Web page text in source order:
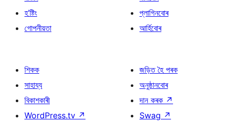
হ’ষ্টিং
গোপনীয়তা
প্লাগিনবোৰ
আৰ্হিবোৰ
শিকক
সাহায্য
বিকাশকাৰী
WordPress.tv ↗
জড়িত হৈ পৰক
অনুষ্ঠানবোৰ
দান কৰক ↗
Swag ↗